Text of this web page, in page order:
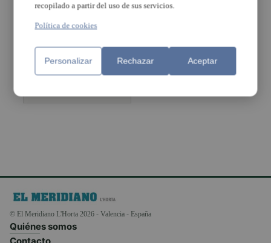
El Ayuntamiento
repara las
humedades de la
posterior del
Museo de
Cerámica de
© El Meridiano L'Horta 2026 - Valencia - España
Quiénes somos
recopilado a partir del uso de sus servicios.
Política de cookies
Personalizar Rechazar Aceptar